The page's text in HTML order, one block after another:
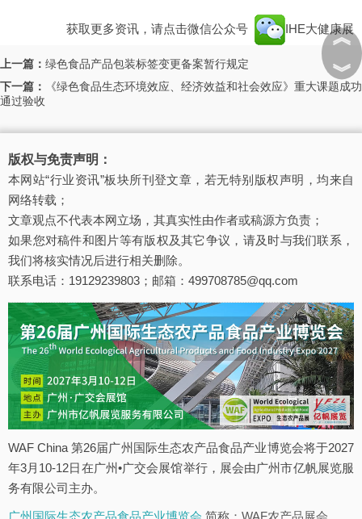
获取更多资讯，请点击微信公众号 IHE大健康展
上一篇： 绿色食品产品包装标签变更备案暂行规定
下一篇：
《绿色食品生态环境效应、经济效益和社会效应》重大课题成功
通过验收
版权与免责声明：
本网站“行业资讯”板块所刊登文章，若无特别版权声明，均来自
网络转载；
文章观点不代表本网立场，其真实性由作者或稿源方负责；
如果您对稿件和图片等有版权及其它争议，请及时与我们联系，
我们将核实情况后进行相关删除。
联系电话：19129239803；邮箱：499708785@qq.com
WAF China 第26届广州国际生态农产品食品产业博览会将于2027
年3月10-12日在广州•广交会展馆举行，展会由广州市亿帆展览服
务有限公司主办。
广州国际生态农产品食品产业博览会 简称：WAF农产品展会。
︽
︾